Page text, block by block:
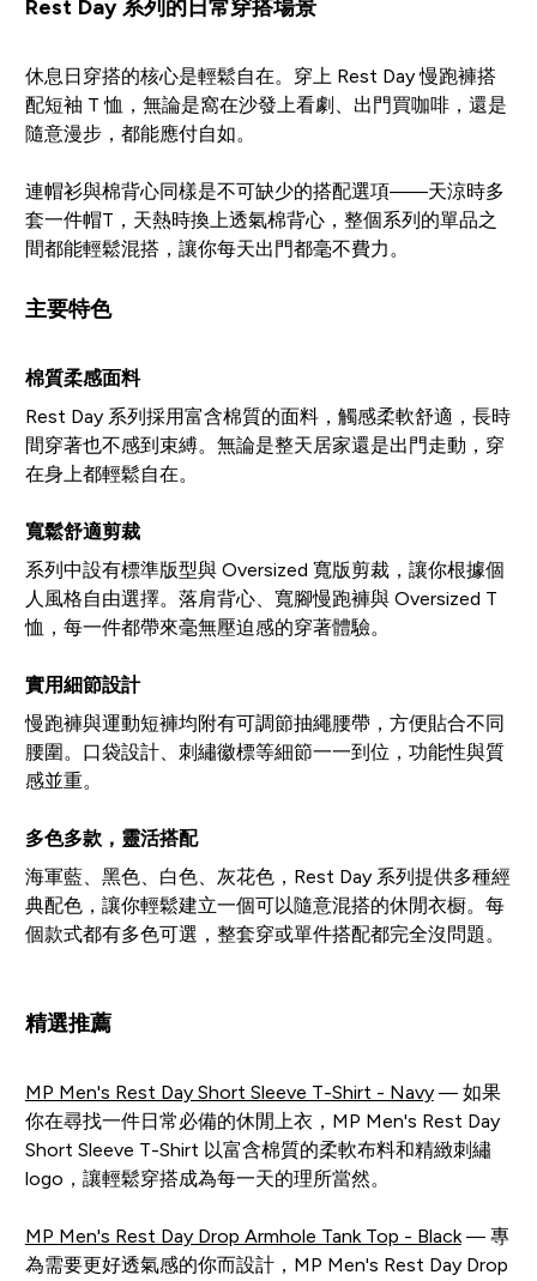
Rest Day 系列的日常穿搭場景
休息日穿搭的核心是輕鬆自在。穿上 Rest Day 慢跑褲搭
配短袖 T 恤，無論是窩在沙發上看劇、出門買咖啡，還是
隨意漫步，都能應付自如。
連帽衫與棉背心同樣是不可缺少的搭配選項——天涼時多
套一件帽T，天熱時換上透氣棉背心，整個系列的單品之
間都能輕鬆混搭，讓你每天出門都毫不費力。
主要特色
棉質柔感面料
Rest Day 系列採用富含棉質的面料，觸感柔軟舒適，長時
間穿著也不感到束縛。無論是整天居家還是出門走動，穿
在身上都輕鬆自在。
寬鬆舒適剪裁
系列中設有標準版型與 Oversized 寬版剪裁，讓你根據個
人風格自由選擇。落肩背心、寬腳慢跑褲與 Oversized T
恤，每一件都帶來毫無壓迫感的穿著體驗。
實用細節設計
慢跑褲與運動短褲均附有可調節抽繩腰帶，方便貼合不同
腰圍。口袋設計、刺繡徽標等細節一一到位，功能性與質
感並重。
多色多款，靈活搭配
海軍藍、黑色、白色、灰花色，Rest Day 系列提供多種經
典配色，讓你輕鬆建立一個可以隨意混搭的休閒衣橱。每
個款式都有多色可選，整套穿或單件搭配都完全沒問題。
精選推薦
MP Men's Rest Day Short Sleeve T-Shirt - Navy— 如果
你在尋找一件日常必備的休閒上衣，MP Men's Rest Day
Short Sleeve T-Shirt 以富含棉質的柔軟布料和精緻刺繡
logo，讓輕鬆穿搭成為每一天的理所當然。
MP Men's Rest Day Drop Armhole Tank Top - Black— 專
為需要更好透氣感的你而設計，MP Men's Rest Day Drop